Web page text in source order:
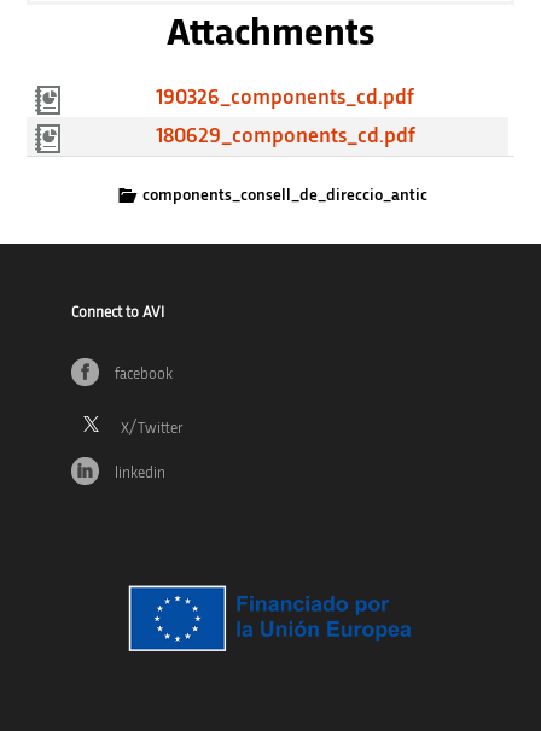
Attachments
190326_components_cd.pdf
180629_components_cd.pdf
components_consell_de_direccio_antic
Connect to AVI
facebook
linkedin